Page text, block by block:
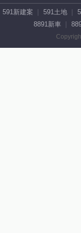
591新建案 591土地
8891新車